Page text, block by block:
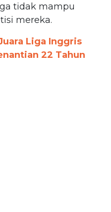
tidak mampu
mereka.
Liga Inggris
22 Tahun